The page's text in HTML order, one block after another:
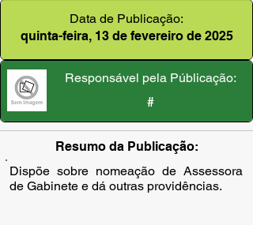
Data de Publicação:
quinta-feira, 13 de fevereiro de 2025
Responsável pela Públicação:
#
Resumo da Publicação:
Dispõe sobre nomeação de Assessora
de Gabinete e dá outras providências.